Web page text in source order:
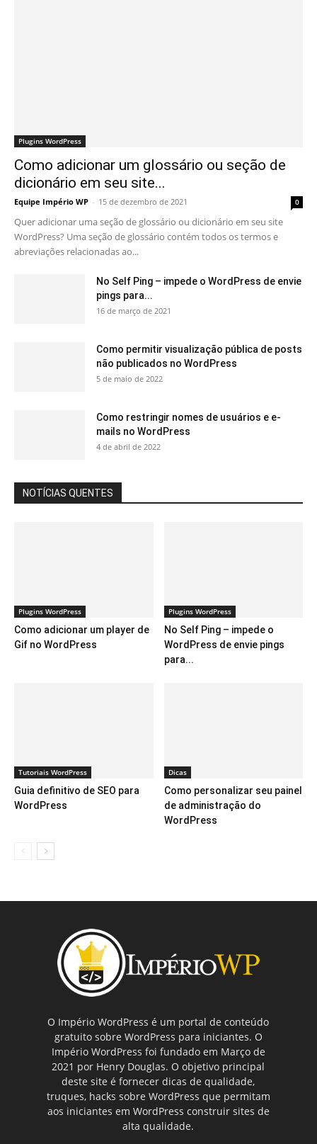
Plugins WordPress
Como adicionar um glossário ou seção de
dicionário em seu site...
Equipe Império WP - 15 de dezembro de 2021 0
Quer adicionar uma seção de glossário ou dicionário em seu site
WordPress? Uma seção de glossário contém todos os termos e
abreviações relacionadas ao...
No Self Ping – impede o WordPress de envie
pings para...
16 de março de 2021
Como permitir visualização pública de posts
não publicados no WordPress
5 de maio de 2022
Como restringir nomes de usuários e e-
mails no WordPress
4 de abril de 2022
NOTÍCIAS QUENTES
Plugins WordPress
Como adicionar um player de
Gif no WordPress
Plugins WordPress
No Self Ping – impede o
WordPress de envie pings
para...
Tutoriais WordPress
Guia definitivo de SEO para
WordPress
Dicas
Como personalizar seu painel
de administração do
WordPress
O Império WordPress é um portal de conteúdo
gratuito sobre WordPress para iniciantes. O
Império WordPress foi fundado em Março de
2021 por Henry Douglas. O objetivo principal
deste site é fornecer dicas de qualidade,
truques, hacks sobre WordPress que permitam
aos iniciantes em WordPress construir sites de
alta qualidade.